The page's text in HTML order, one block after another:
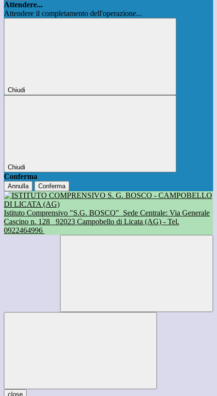
Attendere...
Attendere il completamento dell'operazione...
Chiudi
Chiudi
Conferma
Annulla Conferma
Istituto Comprensivo "S.G. BOSCO" Sede Centrale: Via Generale
Cascino n. 128
92023 Campobello di Licata (AG) - Tel.
0922464996
close